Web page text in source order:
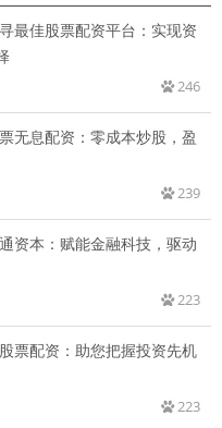
最佳股票配资平台：实现资
246
无息配资：零成本炒股，盈
239
资本：赋能金融科技，驱动
223
票配资：助您把握投资先机
223